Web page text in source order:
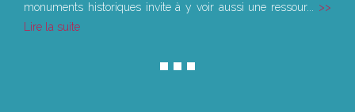
monuments historiques invite à y voir aussi une ressour...
Lire la suite